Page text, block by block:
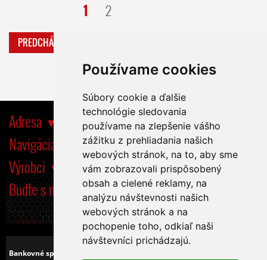
Používame cookies
Súbory cookie a ďalšie
technológie sledovania
používame na zlepšenie vášho
zážitku z prehliadania našich
webových stránok, na to, aby sme
vám zobrazovali prispôsobený
obsah a cielené reklamy, na
analýzu návštevnosti našich
webových stránok a na
pochopenie toho, odkiaľ naši
návštevníci prichádzajú.
PREDCHÁDZAJÚCA
1 2
Adresa
Navigácia
Výrobci
Buďte s nami tiež na
Bankovné spojenie: